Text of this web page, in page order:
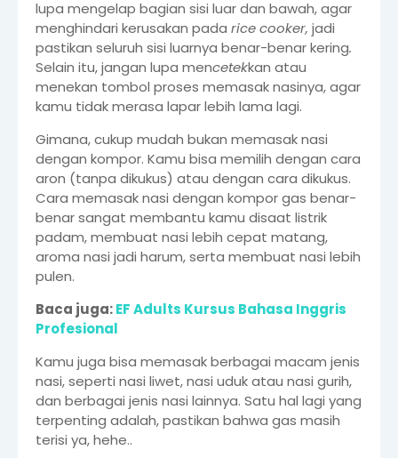
lupa mengelap bagian sisi luar dan bawah, agar
menghindari kerusakan pada rice cooker, jadi
pastikan seluruh sisi luarnya benar-benar kering.
Selain itu, jangan lupa mencetekkan atau
menekan tombol proses memasak nasinya, agar
kamu tidak merasa lapar lebih lama lagi.
Gimana, cukup mudah bukan memasak nasi
dengan kompor. Kamu bisa memilih dengan cara
aron (tanpa dikukus) atau dengan cara dikukus.
Cara memasak nasi dengan kompor gas benar-
benar sangat membantu kamu disaat listrik
padam, membuat nasi lebih cepat matang,
aroma nasi jadi harum, serta membuat nasi lebih
pulen.
Baca juga:EF Adults Kursus Bahasa Inggris
Profesional
Kamu juga bisa memasak berbagai macam jenis
nasi, seperti nasi liwet, nasi uduk atau nasi gurih,
dan berbagai jenis nasi lainnya. Satu hal lagi yang
terpenting adalah, pastikan bahwa gas masih
terisi ya, hehe..